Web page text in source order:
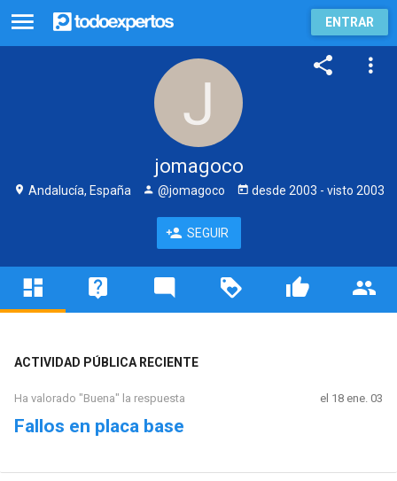
ENTRAR
jomagoco
Andalucía, España @jomagoco desde 2003 - visto 2003
SEGUIR
ACTIVIDAD PÚBLICA RECIENTE
Ha valorado "Buena" la respuesta el 18 ene. 03
Fallos en placa base